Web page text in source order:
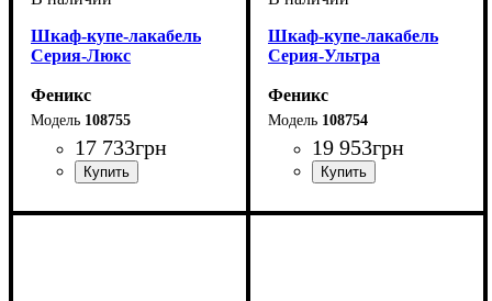
Шкаф-купе-лакабель
Серия-Люкс
Феникс
108755
17 733грн
Шкаф-купе-лакабель
Серия-Ультра
Феникс
108754
19 953грн